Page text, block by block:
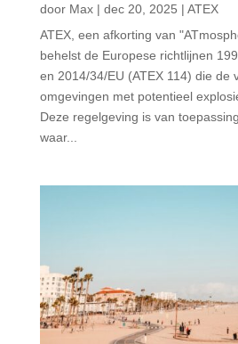
door Max| dec 20, 2025 | ATEX
ATEX, een afkorting van
behelst de Europese richtlijnen
en 2014/34/EU (ATEX 114) die de
omgevingen met potentieel
Deze regelgeving is van
waar...